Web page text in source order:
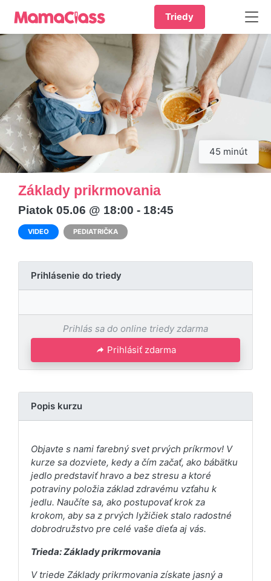
Triedy
45 minút
Základy prikrmovania
Piatok 05.06 @ 18:00 - 18:45
VIDEO PEDIATRIČKA
Prihlásenie do triedy
Prihlás sa do online triedy zdarma
Prihlásiť zdarma
Popis kurzu
Objavte s nami farebný svet prvých príkrmov! V
kurze sa dozviete, kedy a čím začať, ako bábätku
jedlo predstaviť hravo a bez stresu a ktoré
potraviny položia základ zdravému vzťahu k
jedlu. Naučíte sa, ako postupovať krok za
krokom, aby sa z prvých lyžičiek stalo radostné
dobrodružstvo pre celé vaše dieťa aj vás.
Trieda: Základy prikrmovania
V triede Základy prikrmovania získate jasný a